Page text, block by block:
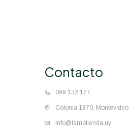
Contacto
099 132 177
Colonia 1870, Montevideo
info@lamolienda.uy